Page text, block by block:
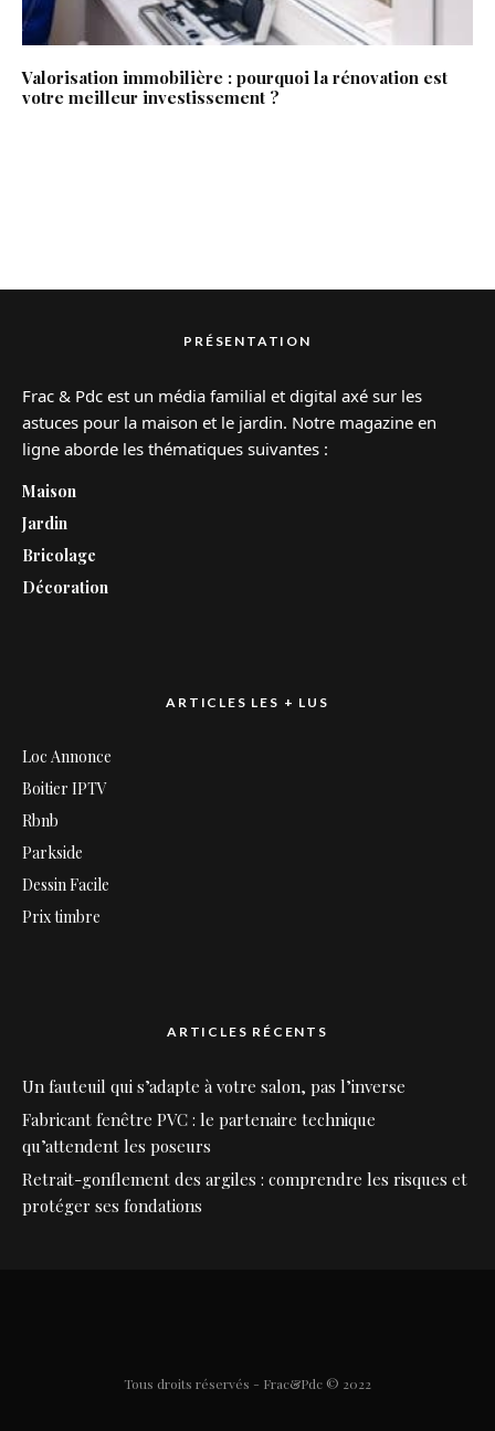
Valorisation immobilière : pourquoi la rénovation est
votre meilleur investissement ?
PRÉSENTATION
Frac & Pdc est un média familial et digital axé sur les
astuces pour la maison et le jardin. Notre magazine en
ligne aborde les thématiques suivantes :
Maison
Jardin
Bricolage
Décoration
ARTICLES LES + LUS
Loc Annonce
Boitier IPTV
Rbnb
Parkside
Dessin Facile
Prix timbre
ARTICLES RÉCENTS
Un fauteuil qui s’adapte à votre salon, pas l’inverse
Fabricant fenêtre PVC : le partenaire technique
qu’attendent les poseurs
Retrait-gonflement des argiles : comprendre les risques et
protéger ses fondations
Tous droits réservés - Frac&Pdc © 2022